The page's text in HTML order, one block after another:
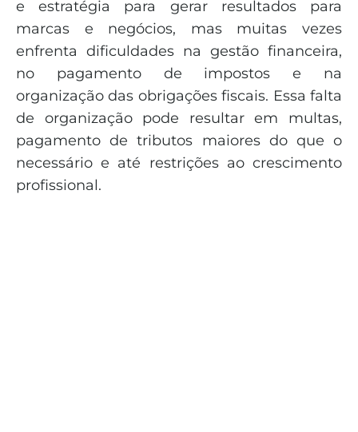
e estratégia para gerar resultados para
marcas e negócios, mas muitas vezes
enfrenta dificuldades na gestão financeira,
no pagamento de impostos e na
organização das obrigações fiscais. Essa falta
de organização pode resultar em multas,
pagamento de tributos maiores do que o
necessário e até restrições ao crescimento
profissional.